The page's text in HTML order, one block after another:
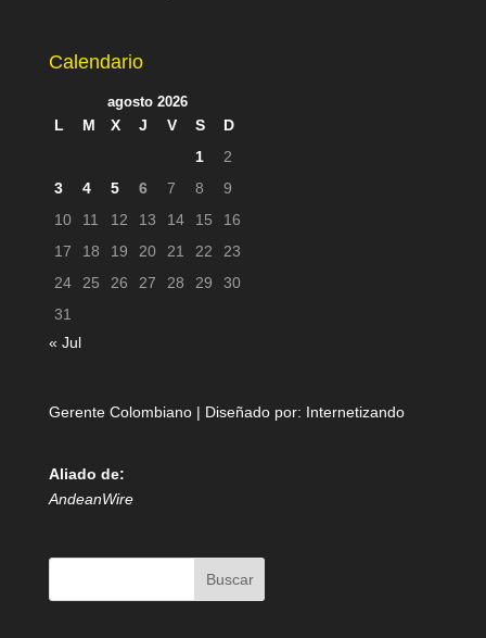
Calendario
agosto 2026
L M X J V S
D
1
2
3
4 5 6 7 8
9
10
11 12 13 14 15
16
17
18 19 20 21 22
23
24
25 26 27 28 29
30
31
« Jul
Gerente Colombiano | Diseñado por: Internetizando
Aliado de:
AndeanWire